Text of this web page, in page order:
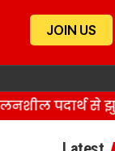
JOIN US
पदार्थ से